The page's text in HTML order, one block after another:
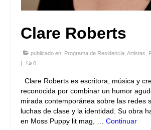
Clare Roberts
publicado en: Programa de Residencia Artistas
|
0
Clare Roberts es escritora, música y
reconocida por combinar un humor
mirada contemporánea sobre las redes
luchas de clase y la identidad. Su obra
en Moss Puppy lit mag, … Continuar